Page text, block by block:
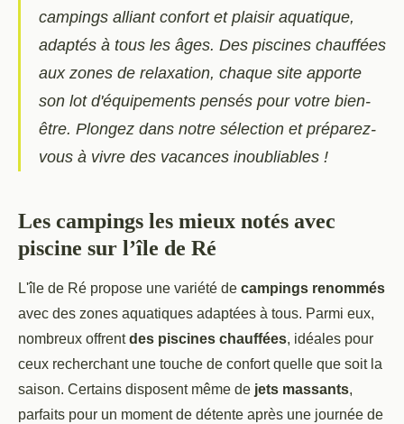
Constance•1 août 2025• 6 min de lecture
campings alliant confort et plaisir aquatique,
adaptés à tous les âges. Des piscines chauffées
aux zones de relaxation, chaque site apporte
son lot d'équipements pensés pour votre bien-
être. Plongez dans notre sélection et préparez-
vous à vivre des vacances inoubliables !
Les campings les mieux notés avec
piscine sur l’île de Ré
L'île de Ré propose une variété de campings renommés
avec des zones aquatiques adaptées à tous. Parmi eux,
nombreux offrentdes piscines chauffées, idéales pour
ceux recherchant une touche de confort quelle que soit la
saison. Certains disposent même de jets massants,
parfaits pour un moment de détente après une journée de